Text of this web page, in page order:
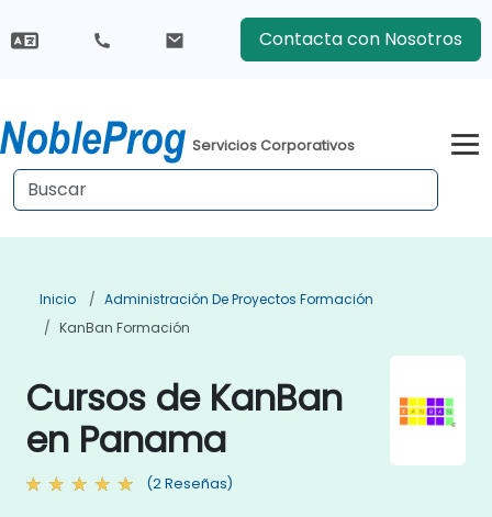
Contacta con Nosotros
Servicios Corporativos
Inicio
Administración De Proyectos Formación
KanBan Formación
Cursos de KanBan
en Panama
(2 Reseñas)